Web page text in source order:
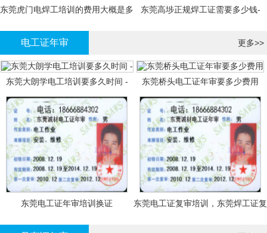
东莞虎门电焊工培训的费用大概是多
东莞高埗正规焊工证需要多少钱-
电工证年审 更多>>
东莞大朗学电工培训要多久时间 - 东莞桥头电工证年审要多少费用
东莞电工证年审培训换证
东莞电工证复审培训，东莞焊工证复